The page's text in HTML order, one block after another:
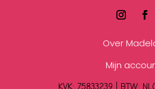
Over
Mijn
KVK: 75833239 | BTW: